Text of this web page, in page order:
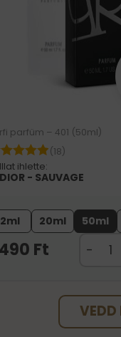
parfüm – 401 (50ml)
(18)
Illat ihlette:
DIOR - SAUVAGE
2ml 20ml 50ml
Ft